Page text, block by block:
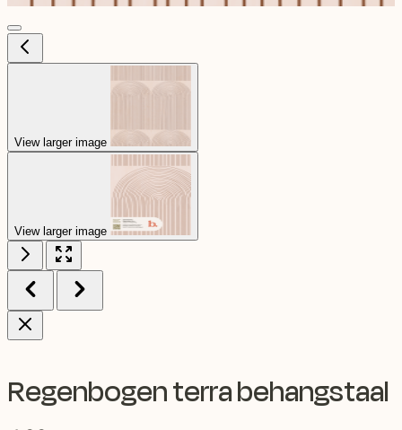
View larger image
View larger image
Regenbogen terra behangstaal